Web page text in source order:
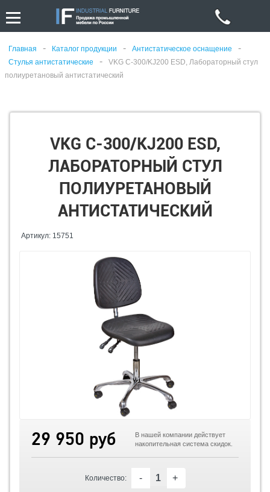
Главная - Каталог продукции - Антистатическое оснащение -
Стулья антистатические -
VKG C-300/KJ200 ESD, Лабораторный стул
полиуретановый антистатический
VKG C-300/KJ200 ESD,
ЛАБОРАТОРНЫЙ СТУЛ
ПОЛИУРЕТАНОВЫЙ
АНТИСТАТИЧЕСКИЙ
Артикул: 15751
29 950 руб
В нашей компании действует
накопительная система скидок.
Количество: - +